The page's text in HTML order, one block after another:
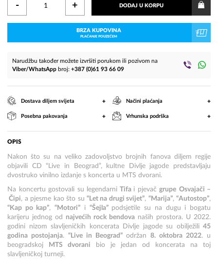
- + DODAJ U KORPU
BRZA KUPOVINA
PLAĆANJE POUZEĆEM
Narudžbu također možete izvršiti porukom ili pozivom na
Viber/WhatsApp broj: +387 (0)61 93 66 09
Dostava diljem svijeta + Načini plaćanja +
Posebna pakovanja + Vrhunska podrška +
OPIS
Nakon što su na veliko zadovoljstvo brojnih fanova diljem regije
objavili CD “Live in Beograd”, kultne Divlje jagode predstavljaju
dvostruko vinilno izdanje s koncerta u MTS dvorani.
Na koncertu gostovali su legendarni Tifa i pjevač grupe Osvajači –
Čipi, a pjesme kao što su “Let na drugi svijet”, “Marija”,“Autostop”,
“Kap po kap”,“Motori” i “Šejla” podsjetile su na dugu i bogatu
karijeru jednog od najvećih rock bendova naših prostora. U 2022.
godini nizom slavljeničkih koncerata Divlje jagode su obilježili 45
godina postojanja. “Live in Beograd”održan8. oktobra 2022. u
beogradskoj
MTS dvorani bio je jedan od koncerata na toj
slavljeničkoj turneji.